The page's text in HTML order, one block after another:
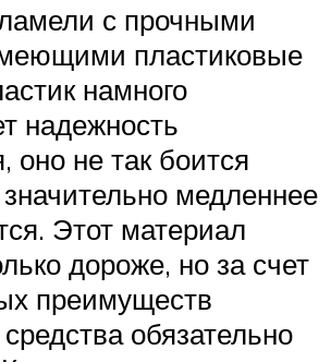
с прочными
пластиковые
намного
надежность
оно не так боится
медленнее
Этот материал
дороже, но за счет
преимуществ
обязательно